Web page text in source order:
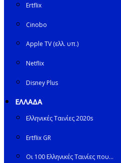
Ertflix
Cinobo
Apple TV (ελλ. υπ.)
Netflix
Disney Plus
ΕΛΛΑΔΑ
Ελληνικές Ταινίες 2020s
Ertflix GR
Οι 100 Ελληνικές Ταινίες που…